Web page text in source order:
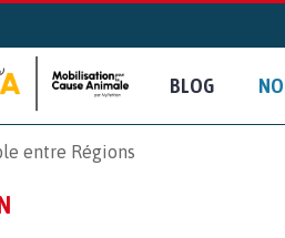
BLOG
entre Régions